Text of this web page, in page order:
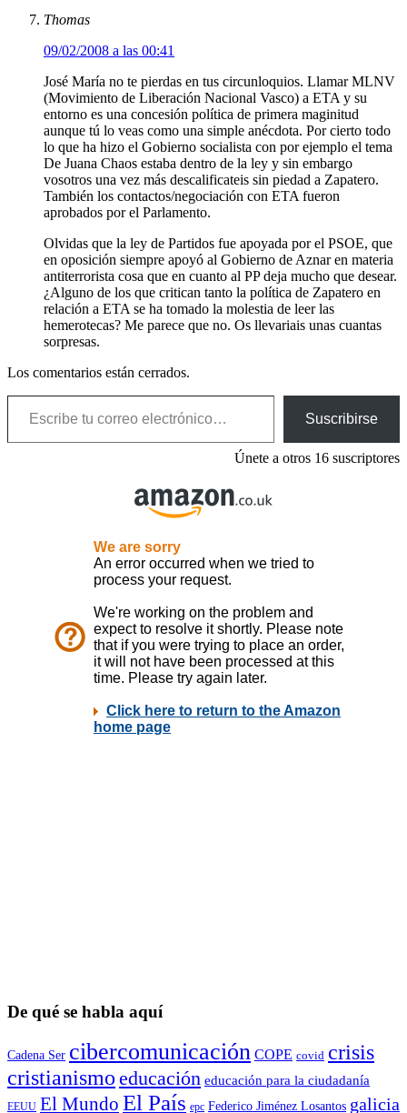
Thomas
09/02/2008 a las 00:41
José María no te pierdas en tus circunloquios. Llamar MLNV
(Movimiento de Liberación Nacional Vasco) a ETA y su
entorno es una concesión política de primera maginitud
aunque tú lo veas como una simple anécdota. Por cierto todo
lo que ha hizo el Gobierno socialista con por ejemplo el tema
De Juana Chaos estaba dentro de la ley y sin embargo
vosotros una vez más descalificateis sin piedad a Zapatero.
También los contactos/negociación con ETA fueron
aprobados por el Parlamento.
Olvidas que la ley de Partidos fue apoyada por el PSOE, que
en oposición siempre apoyó al Gobierno de Aznar en materia
antiterrorista cosa que en cuanto al PP deja mucho que desear.
¿Alguno de los que critican tanto la política de Zapatero en
relación a ETA se ha tomado la molestia de leer las
hemerotecas? Me parece que no. Os llevariais unas cuantas
sorpresas.
Los comentarios están cerrados.
Escribe tu correo electrónico…
Suscribirse
Únete a otros 16 suscriptores
De qué se habla aquí
Cadena Ser cibercomunicación COPE covid crisis
cristianismo educación educación para la ciudadaní­a
EEUU El Mundo El País epc Federico Jiménez Losantos galicia